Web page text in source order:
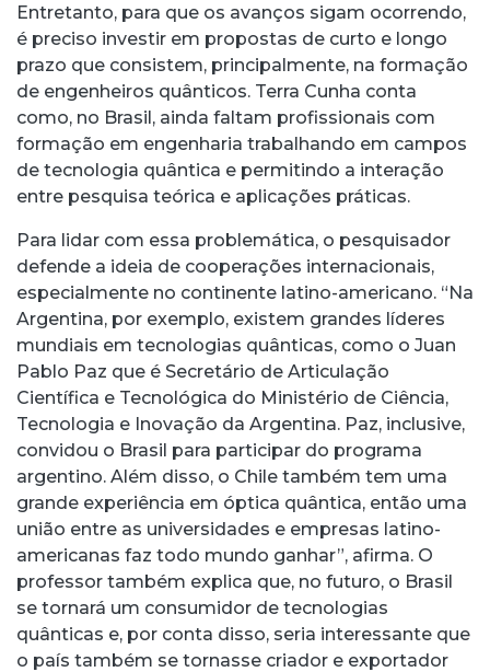
Entretanto, para que os avanços sigam ocorrendo,
é preciso investir em propostas de curto e longo
prazo que consistem, principalmente, na formação
de engenheiros quânticos. Terra Cunha conta
como, no Brasil, ainda faltam profissionais com
formação em engenharia trabalhando em campos
de tecnologia quântica e permitindo a interação
entre pesquisa teórica e aplicações práticas.
Para lidar com essa problemática, o pesquisador
defende a ideia de cooperações internacionais,
especialmente no continente latino-americano. “Na
Argentina, por exemplo, existem grandes líderes
mundiais em tecnologias quânticas, como o Juan
Pablo Paz que é Secretário de Articulação
Científica e Tecnológica do Ministério de Ciência,
Tecnologia e Inovação da Argentina. Paz, inclusive,
convidou o Brasil para participar do programa
argentino. Além disso, o Chile também tem uma
grande experiência em óptica quântica, então uma
união entre as universidades e empresas latino-
americanas faz todo mundo ganhar”, afirma. O
professor também explica que, no futuro, o Brasil
se tornará um consumidor de tecnologias
quânticas e, por conta disso, seria interessante que
o país também se tornasse criador e exportador